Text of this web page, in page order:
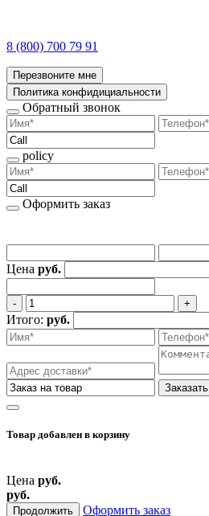
8 (800) 700 79 91
Перезвоните мне
Политика конфидициальности
Обратный звонок
policy
Оформить заказ
Цена руб.
‐ +
Итого: руб.
Заказать
Товар добавлен в корзину
Цена руб.
руб.
Продолжить Оформить заказ